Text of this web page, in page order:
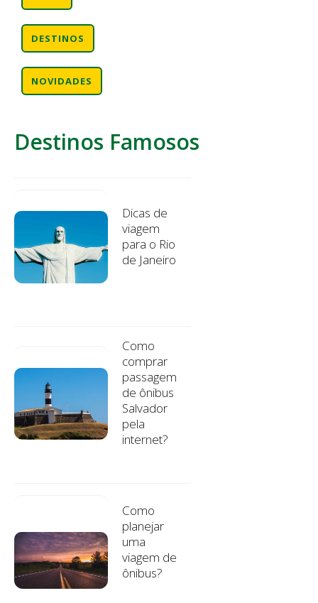
DESTINOS
NOVIDADES
Destinos Famosos
Dicas de
viagem
para o Rio
de Janeiro
Como
comprar
passagem
de ônibus
Salvador
pela
internet?
Como
planejar
uma
viagem de
ônibus?